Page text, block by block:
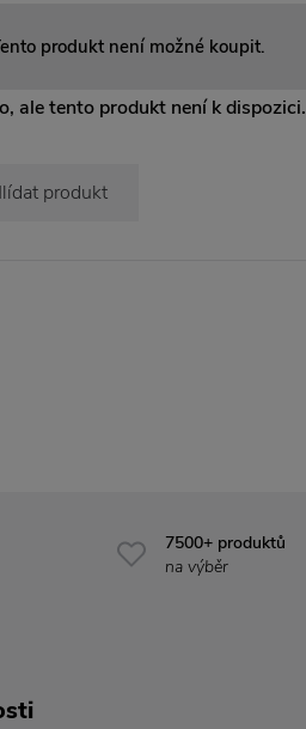
produkt není možné koupit.
ale tento produkt není k dispozici.
produkt
7500+ produktů
na výběr